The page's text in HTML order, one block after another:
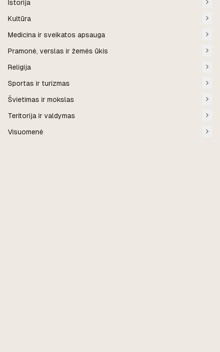
Istorija
Kultūra
Medicina ir sveikatos apsauga
Pramonė, verslas ir žemės ūkis
Religija
Sportas ir turizmas
Švietimas ir mokslas
Teritorija ir valdymas
Visuomenė